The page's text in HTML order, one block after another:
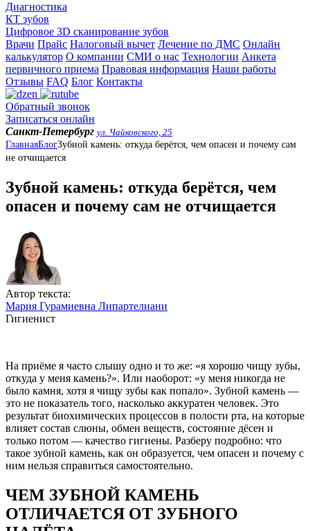
Диагностика
КТ зубов
Цифровое 3D сканирование зубов
Врачи Прайс Налоговый вычет Лечение по ДМС Онлайн
калькулятор О компании СМИ о нас Технологии Анкета
первичного приема Правовая информация Наши работы
Отзывы FAQ Блог Контакты
Обратный звонок
Записаться онлайн
Санкт-Петербург ул. Чайковского, 25
ГлавнаяБлогЗубной камень: откуда берётся, чем опасен и почему сам
не отчищается
Зубной камень: откуда берётся, чем
опасен и почему сам не отчищается
Автор текста:
Мария Гурамиевна Липартелиани
Гигиенист
На приёме я часто слышу одно и то же: «я хорошо чищу зубы,
откуда у меня камень?». Или наоборот: «у меня никогда не
было камня, хотя я чищу зубы как попало». Зубной камень —
это не показатель того, насколько аккуратен человек. Это
результат биохимических процессов в полости рта, на которые
влияет состав слюны, обмен веществ, состояние дёсен и
только потом — качество гигиены. Разберу подробно: что
такое зубной камень, как он образуется, чем опасен и почему с
ним нельзя справиться самостоятельно.
ЧЕМ ЗУБНОЙ КАМЕНЬ
ОТЛИЧАЕТСЯ ОТ ЗУБНОГО